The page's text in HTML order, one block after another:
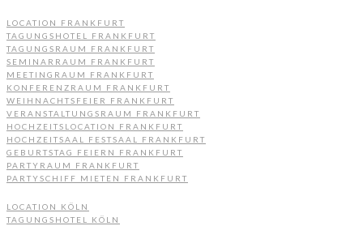
LOCATION FRANKFURT
TAGUNGSHOTEL FRANKFURT
TAGUNGSRAUM FRANKFURT
SEMINARRAUM FRANKFURT
MEETINGRAUM FRANKFURT
KONFERENZRAUM FRANKFURT
WEIHNACHTSFEIER FRANKFURT
VERANSTALTUNGSRAUM FRANKFURT
HOCHZEITSLOCATION FRANKFURT
HOCHZEITSAAL FESTSAAL FRANKFURT
GEBURTSTAG FEIERN FRANKFURT
PARTYRAUM FRANKFURT
PARTYSCHIFF MIETEN FRANKFURT
LOCATION KÖLN
TAGUNGSHOTEL KÖLN